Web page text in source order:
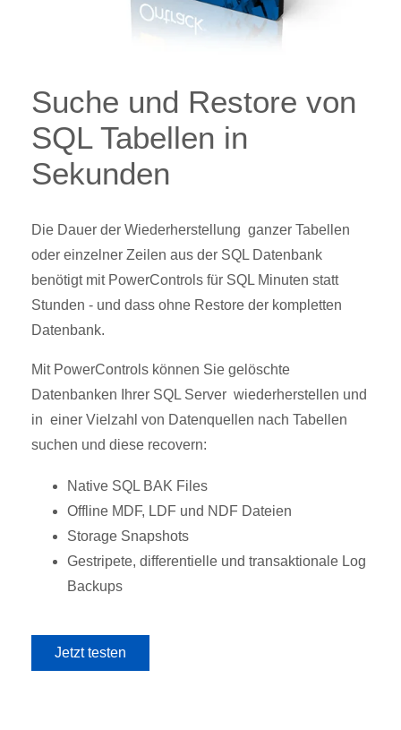
Suche und Restore von
SQL Tabellen in
Sekunden
Die Dauer der Wiederherstellung ganzer Tabellen
oder einzelner Zeilen aus der SQL Datenbank
benötigt mit PowerControls für SQL Minuten statt
Stunden - und dass ohne Restore der kompletten
Datenbank.
Mit PowerControls können Sie gelöschte
Datenbanken Ihrer SQL Server wiederherstellen und
in einer Vielzahl von Datenquellen nach Tabellen
suchen und diese recovern:
Native SQL BAK Files
Offline MDF, LDF und NDF Dateien
Storage Snapshots
Gestripete, differentielle und transaktionale Log
Backups
Jetzt testen